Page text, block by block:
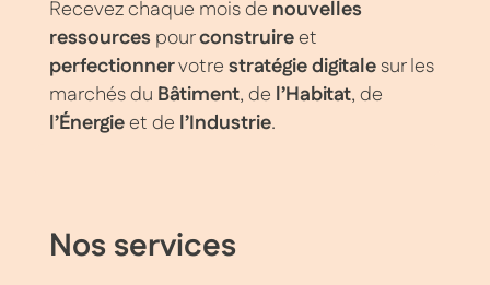
Recevez chaque mois de nouvelles
ressourcespourconstruireet
perfectionnervotre stratégie digitalesur les
marchés du Bâtiment, de l’Habitat, de
l’Énergieet de l’Industrie.
Nos services